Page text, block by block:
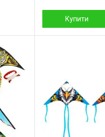
Купити